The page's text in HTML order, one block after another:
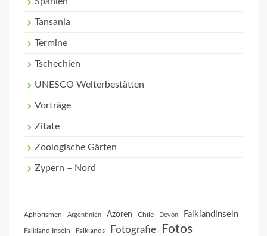
Tansania
Termine
Tschechien
UNESCO Welterbestätten
Vorträge
Zitate
Zoologische Gärten
Zypern – Nord
Aphorismen Argentinien Azoren Chile Devon Falklandinseln
Falkland Inseln Falklands Fotografie Fotos